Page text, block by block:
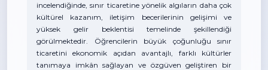
incelendiğinde, sınır ticaretine yönelik algıların daha çok
kültürel kazanım, iletişim becerilerinin gelişimi ve
yüksek gelir beklentisi temelinde şekillendiği
görülmektedir. Öğrencilerin büyük çoğunluğu sınır
ticaretini ekonomik açıdan avantajlı, farklı kültürler
tanımaya imkân sağlayan ve özgüven geliştiren bir